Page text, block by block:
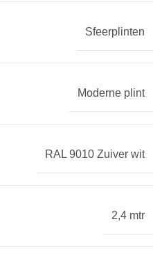
Sfeerplinten
Moderne plint
RAL 9010 Zuiver wit
2,4 mtr